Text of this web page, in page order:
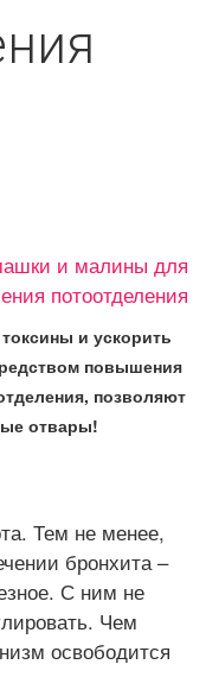
и ускорить
повышения
позволяют
отвары!
Тем не менее,
бронхита –
С ним не
Чем
освободится